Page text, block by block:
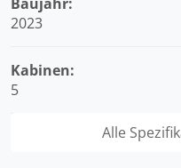
2023
Kabinen:
5
Alle